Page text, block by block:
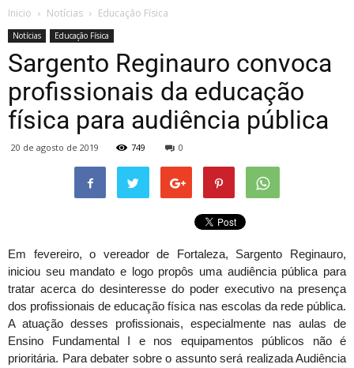
Inicio Notícias Educação Física
Notícias Educação Física
Sargento Reginauro convoca
profissionais da educação
física para audiência pública
20 de agosto de 2019 749 0
Em fevereiro, o vereador de Fortaleza, Sargento Reginauro,
iniciou seu mandato e logo propôs uma audiência pública para
tratar acerca do desinteresse do poder executivo na presença
dos profissionais de educação física nas escolas da rede pública.
A atuação desses profissionais, especialmente nas aulas de
Ensino Fundamental I e nos equipamentos públicos não é
prioritária. Para debater sobre o assunto será realizada Audiência